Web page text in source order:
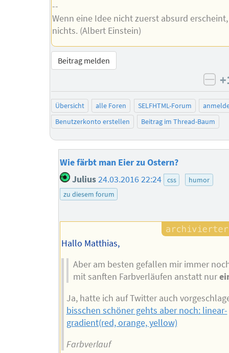
--
Wenn eine Idee nicht zuerst absurd
nichts. (Albert Einstein)
Beitrag melden
Übersicht alle Foren SELFHTML-Forum
Benutzerkonto erstellen
Beitrag im Thread-Baum
Wie färbt man Eier zu Ostern?
Julius24.03.2016 22:24 css
humor
zu diesem forum
Hallo Matthias,
Aber am besten gefallen mir immer
mit sanften Farbverläufen anstatt nur
Ja, hatte ich auf Twitter auch
bisschen schöner gehts aber noch: linear-
gradient(red, orange, yellow)
Farbverlauf